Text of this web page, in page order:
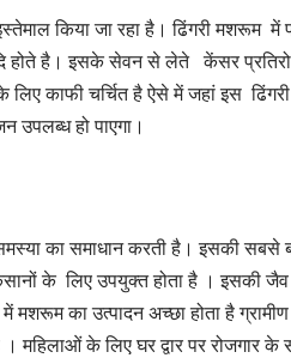
किया जा रहा है। ढिंगरी मशरूम में
होते है। इसके सेवन से लेते केंसर
काफी चर्चित है ऐसे में जहां इस
उपलब्ध हो पाएगा।
का समाधान करती है। इसकी सबसे
के लिए उपयुक्त होता है । इसकी जैव
का उत्पादन अच्छा होता है ग्रामीण
महिलाओं के लिए घर द्वार पर रोजगार के